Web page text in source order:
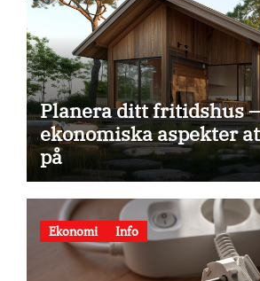
Planera ditt fritidshus –
ekonomiska aspekter
på
Ekonomi Info